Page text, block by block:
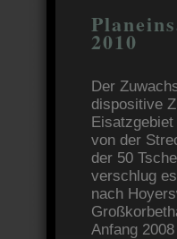
2010
Der
dispositive
von der
der 50
verschlug
nach
Anfang